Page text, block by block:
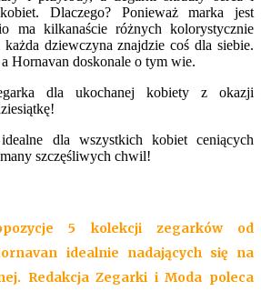
Dlaczego? Ponieważ marka jest
ma kilkanaście różnych kolorystycznie
dziewczyna znajdzie coś dla siebie.
Hornavan doskonale o tym wie.
dla ukochanej kobiety z okazji
dla wszystkich kobiet ceniących
szczęśliwych chwil!
5 kolekcji zegarków od
idealnie nadających się na
Redakcja Zegarki i Moda poleca